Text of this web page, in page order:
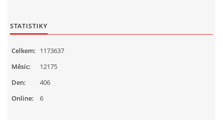
STATISTIKY
Online: 6
Celkem: 1173637
Měsíc:
12175
Den:
406